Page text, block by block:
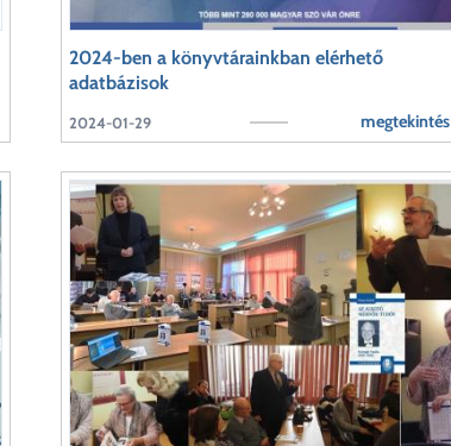
2024-ben a könyvtárainkban elérhető
adatbázisok
megtekintés
2024-01-29